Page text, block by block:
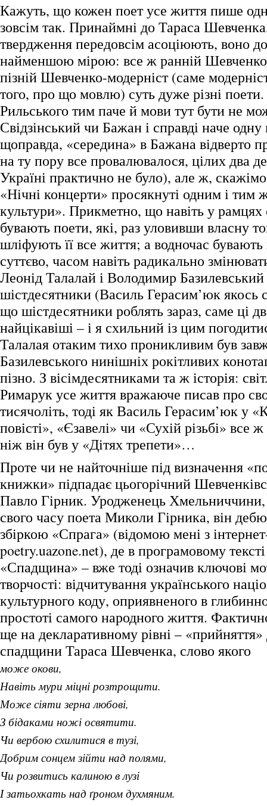
Кажуть, що кожен поет усе життя пише
зовсім так. Принаймні до Тараса
твердження передовсім асоціюють, воно
найменшою мірою: все ж ранній
пізній Шевченко-модерніст (саме
того, про що мовлю) суть дуже різні
Рильського тим паче й мови тут бути не
Свідзінський чи Бажан і справді наче
щоправда, «середина» в Бажана відверто
на ту пору все провалювалося, цілих два
Україні практично не було), але ж,
«Нічні концерти» просякнуті одним і тим
культури». Прикметно, що навіть у рамцях
бувають поети, які, раз уловивши власну
шліфують її все життя; а водночас бувають
суттєво, часом навіть радикально
Леонід Талалай і Володимир
шістдесятники (Василь Герасим’юк якось
що шістдесятники роблять зараз, саме ці
найцікавіші – і я схильний із цим
Талалая отаким тихо проникливим був
Базилевського нинішніх рокітливих
пізно. З вісімдесятниками та ж історія:
Римарук усе життя вражаюче писав про
тисячоліть, тоді як Василь Герасим’юк у
повісті», «Єзавелі» чи «Сухій різьбі» все
ніж він був у «Дітях трепети»…
Проте чи не найточніше під визначення
книжки» підпадає цьогорічний
Павло Гірник. Уродженець Хмельниччини,
свого часу поета Миколи Гірника, він
збіркою «Спрага» (відомою мені з
poetry.uazone.net), де в програмовому
«Спадщина» – вже тоді означив ключові
творчості: відчитування українського
культурного коду, оприявненого в
простоті самого народного життя.
ще на декларативному рівні – «прийняття»
спадщини Тараса Шевченка, слово якого
може окови,
Навіть мури міцні розтрощити.
Може сіяти зерна любові,
З бідаками ножі освятити.
Чи вербою схилитися в тузі,
Добрим сонцем зійти над полями,
Чи розвитись калиною в лузі
І затьохкать над ґроном духмяним.